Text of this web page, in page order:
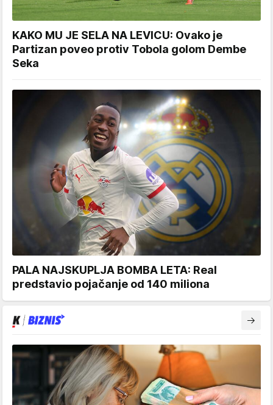
KAKO MU JE SELA NA LEVICU: Ovako je
Partizan poveo protiv Tobola golom Dembe
Seka
PALA NAJSKUPLJA BOMBA LETA: Real
predstavio pojačanje od 140 miliona